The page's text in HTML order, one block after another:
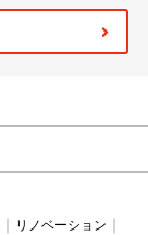
リノベーション